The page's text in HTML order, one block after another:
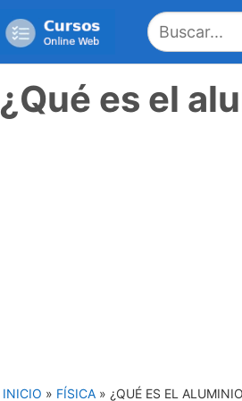
¿Qué es el
INICIO » FÍSICA » ¿QUÉ ES EL